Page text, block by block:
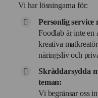
Vi har lösningarna för:
Personlig service
Foodlab är inte en
kreativa
näringsliv och
Skräddarsydda
teman:
Vi begränsar oss